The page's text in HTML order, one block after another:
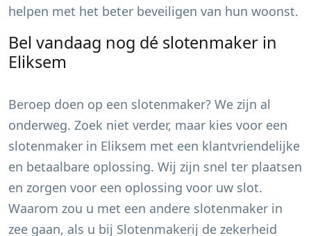
helpen met het beter beveiligen van hun woonst.
Bel vandaag nog dé slotenmaker in
Eliksem
Beroep doen op een slotenmaker? We zijn al
onderweg. Zoek niet verder, maar kies voor een
slotenmaker in Eliksem met een klantvriendelijke
en betaalbare oplossing. Wij zijn snel ter plaatsen
en zorgen voor een oplossing voor uw slot.
Waarom zou u met een andere slotenmaker in
zee gaan, als u bij Slotenmakerij de zekerheid